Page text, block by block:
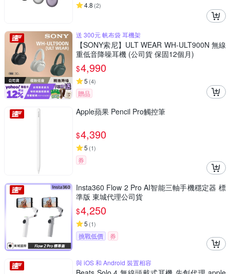
4.8 (2)
送 300元 帆布袋 耳機架
【SONY索尼】ULT WEAR WH-ULT900N 無線
重低音降噪耳機 (公司貨 保固12個月)
$4,990
5 (4)
贈品
Apple蘋果 Pencil Pro觸控筆
$4,390
5 (1)
券
Insta360 Flow 2 Pro AI智能三軸手機穩定器 標
準版 東城代理公司貨
$4,250
5 (1)
挑戰低價 券
與 iOS 和 Android 裝置相容